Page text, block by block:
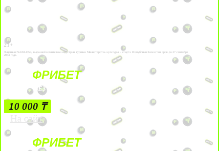
21+
Лицензии №24514359, выданной комитетом индустрии туризма Министерства культуры и спорта Республики Казахстан срок до 27 сентября
2034 года.
ФРИБЕТ
БЕЗ УСЛОВИЙ
10 000 ₸
На сайт
ФРИБЕТ